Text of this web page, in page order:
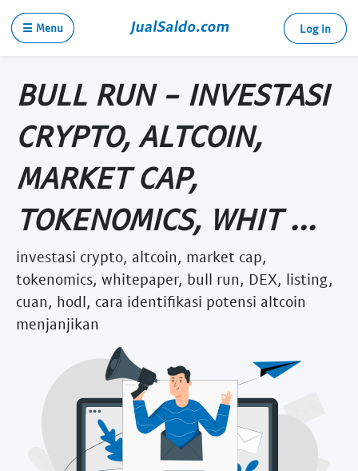
☰ Menu Log in
BULL RUN - INVESTASI
CRYPTO, ALTCOIN,
MARKET CAP,
TOKENOMICS, WHIT ...
investasi crypto, altcoin, market cap,
tokenomics, whitepaper, bull run, DEX, listing,
cuan, hodl, cara identifikasi potensi altcoin
menjanjikan